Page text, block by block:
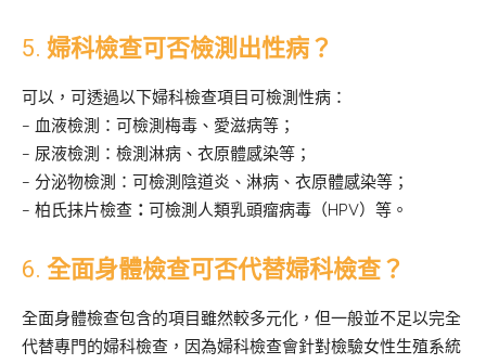
5. 婦科檢查可否檢測出性病？
可以，可透過以下婦科檢查項目可檢測性病：
– 血液檢測：可檢測梅毒、愛滋病等；
– 尿液檢測：檢測淋病、衣原體感染等；
– 分泌物檢測：可檢測陰道炎、淋病、衣原體感染等；
– 柏氏抹片檢查 ： 可檢測人類乳頭瘤病毒（HPV）等。
6. 全面身體檢查可否代替婦科檢查？
全面身體檢查包含的項目雖然較多元化，但一般並不足以完全
代替專門的婦科檢查，因為婦科檢查會針對檢驗女性生殖系統